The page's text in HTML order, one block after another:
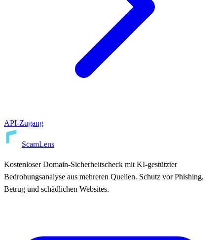
API-Zugang
ScamLens
Kostenloser Domain-Sicherheitscheck mit KI-gestützter
Bedrohungsanalyse aus mehreren Quellen. Schutz vor Phishing,
Betrug und schädlichen Websites.